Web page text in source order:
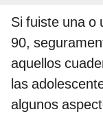
Si fuiste una o
90,
aquellos
las
algunos